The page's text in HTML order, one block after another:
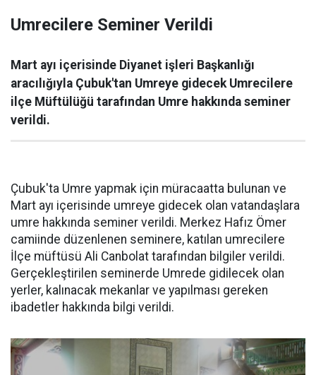
Umrecilere Seminer Verildi
Mart ayı içerisinde Diyanet işleri Başkanlığı
aracılığıyla Çubuk'tan Umreye gidecek Umrecilere
ilçe Müftülüğü tarafından Umre hakkında seminer
verildi.
Çubuk'ta Umre yapmak için müracaatta bulunan ve
Mart ayı içerisinde umreye gidecek olan vatandaşlara
umre hakkında seminer verildi. Merkez Hafız Ömer
camiinde düzenlenen seminere, katılan umrecilere
İlçe müftüsü Ali Canbolat tarafından bilgiler verildi.
Gerçekleştirilen seminerde Umrede gidilecek olan
yerler, kalınacak mekanlar ve yapılması gereken
ibadetler hakkında bilgi verildi.